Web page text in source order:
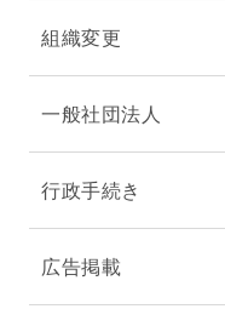
組織変更
一般社団法人
行政手続き
広告掲載